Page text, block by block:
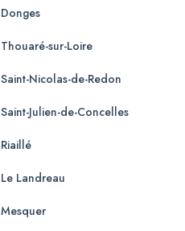
Donges
Thouaré-sur-Loire
Saint-Nicolas-de-Redon
Saint-Julien-de-Concelles
Riaillé
Le Landreau
Mesquer